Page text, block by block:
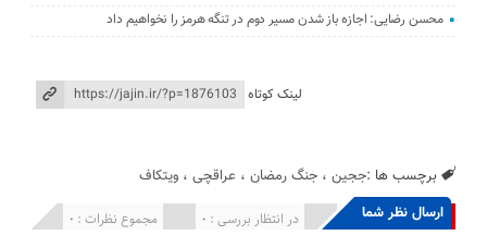
محسن رضایی: اجازه باز شدن مسیر دوم در تنگه هرمز را نخواهیم داد
لینک کوتاه
برچسب ها :ججین ،جنگ رمضان ، عراقچی ،ویتکاف
ارسال نظر شما مجموع نظرات : 0 در انتظار بررسی : 0 انتشار یافته : 0